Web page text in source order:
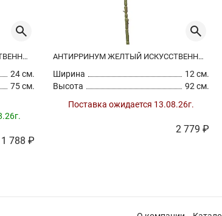
АНЕМОН ФИОЛЕТОВЫЙ ИСКУССТВЕННЫЙ
24 см.
75 см.
1 788 ₽
АНТИРРИНУМ ЖЕЛТЫЙ ИСКУССТВЕННЫЙ
Ширина
12 см.
Высота
92 см.
Поставка ожидается 13.08.26г.
2 779 ₽